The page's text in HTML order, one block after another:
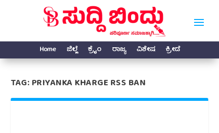
Home ಜಿಲ್ಲೆ ಕ್ರೈಂ ರಾಜ್ಯ ವಿಶೇಷ ಕ್ರೀಡೆ
TAG:PRIYANKA KHARGE RSS BAN